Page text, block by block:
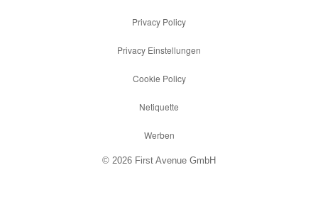
Privacy Policy
Privacy Einstellungen
Cookie Policy
Netiquette
Werben
© 2026 First Avenue GmbH